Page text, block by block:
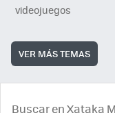
videojuegos
VER MÁS TEMAS